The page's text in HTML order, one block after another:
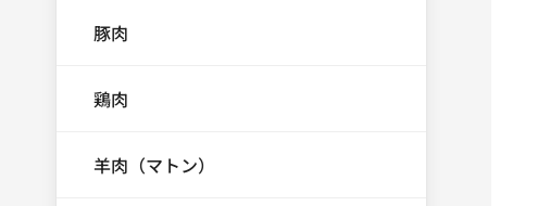
豚肉
鶏肉
羊肉（マトン）